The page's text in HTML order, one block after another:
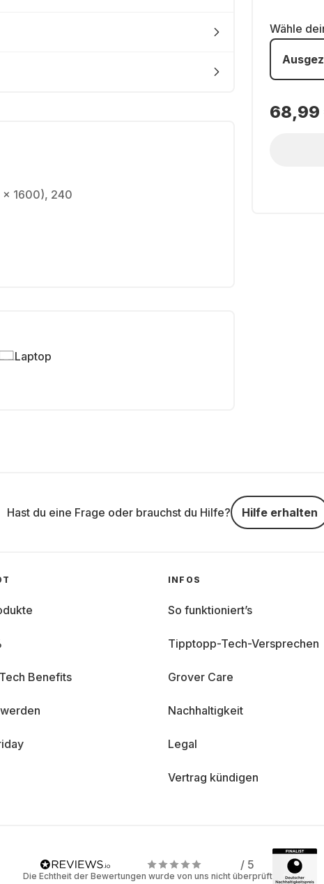
Wähle
68,99
x 1600), 240
Laptop
Hast du eine Frage oder brauchst du Hilfe? Hilfe erhalten
Benefits
INFOS
So funktioniert’s
Tipptopp-Tech-Versprechen
Grover Care
Nachhaltigkeit
Legal
Vertrag kündigen
/ 5
Die Echtheit der Bewertungen wurde von uns nicht überprüft